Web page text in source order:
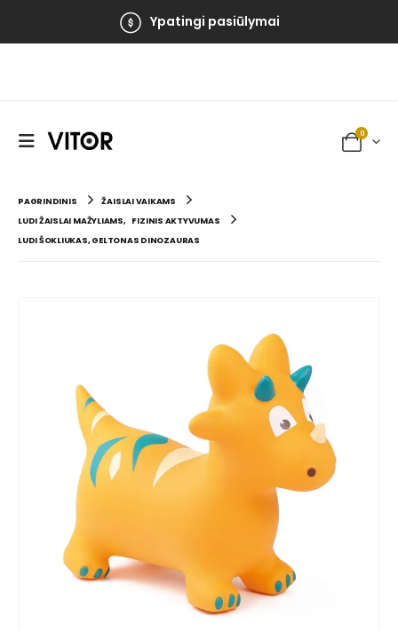
Ypatingi pasiūlymai
100% Saugus apmokėjimas
0
PAGRINDINIS
ŽAISLAI VAIKAMS
LUDI ŽAISLAI MAŽYLIAMS, FIZINIS AKTYVUMAS
LUDI ŠOKLIUKAS, GELTONAS DINOZAURAS